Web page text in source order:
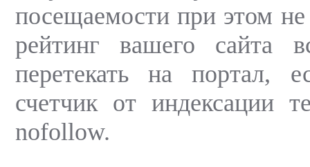
посещаемости при этом
рейтинг вашего сайта
перетекать на портал,
счетчик от индексации
nofollow.